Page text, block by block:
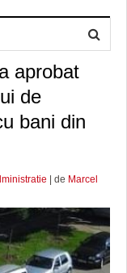
aprobat
de
bani din
| de Marcel